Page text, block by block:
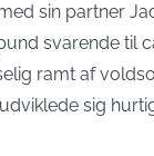
sin partner
svarende til
ramt af
sig